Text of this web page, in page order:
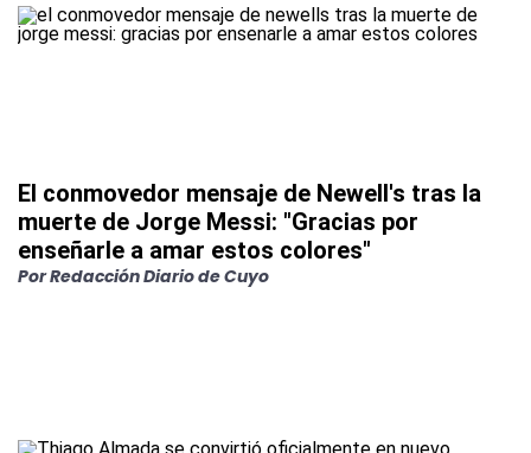
El conmovedor mensaje de Newell's tras la
muerte de Jorge Messi: "Gracias por
enseñarle a amar estos colores"
PorRedacción Diario de Cuyo